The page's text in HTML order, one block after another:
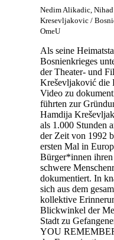
Nedim Alikadic,
Kresevljakovic /
OmeU
Als seine
Bosnienkrieges
der Theater- und
Kreševljaković die
Video zu
führten zur
Hamdija
als 1.000 Stunden
der Zeit von 1992
ersten Mal in
Bürger*innen
schwere
dokumentiert. In
sich aus dem
kollektive
Blickwinkel der
Stadt zu
YOU